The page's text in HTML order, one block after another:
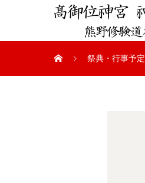
祭典・行事予定